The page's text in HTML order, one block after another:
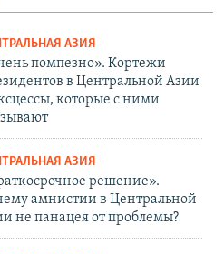
АЗИЯ
помпезно». Кортежи
в Центральной Азии
которые с ними
АЗИЯ
решение».
амнистии в Центральной
не панацея от проблемы?